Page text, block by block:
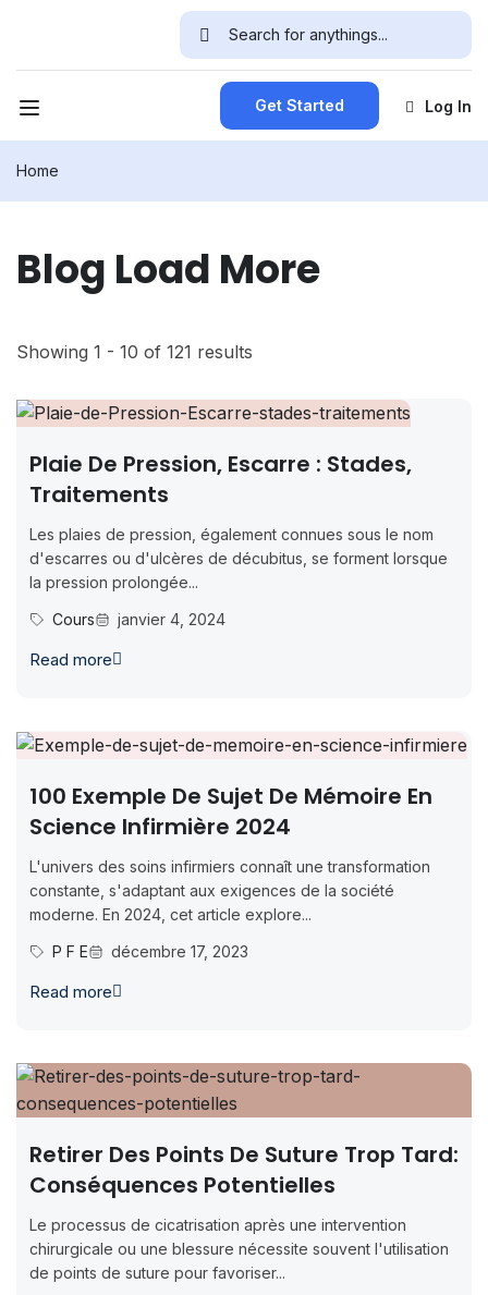
Get Started Log In
Home
Blog Load More
Showing 1 - 10 of 121 results
Plaie De Pression, Escarre : Stades,
Traitements
Les plaies de pression, également connues sous le nom
d'escarres ou d'ulcères de décubitus, se forment lorsque
la pression prolongée...
Cours
janvier 4, 2024
Read more
100 Exemple De Sujet De Mémoire En
Science Infirmière 2024
L'univers des soins infirmiers connaît une transformation
constante, s'adaptant aux exigences de la société
moderne. En 2024, cet article explore...
P F E
décembre 17, 2023
Read more
Retirer Des Points De Suture Trop Tard:
Conséquences Potentielles
Le processus de cicatrisation après une intervention
chirurgicale ou une blessure nécessite souvent l'utilisation
de points de suture pour favoriser...